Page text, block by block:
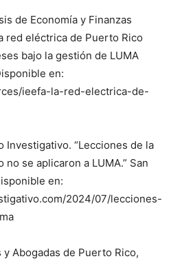
de Economía y Finanzas
red eléctrica de Puerto Rico
bajo la gestión de LUMA
en:
ieefa-la-red-electrica-de-
Investigativo. “Lecciones de la
se aplicaron a LUMA.” San
en:
2024/07/lecciones-
Abogadas de Puerto Rico,